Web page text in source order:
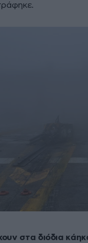
στα διόδια